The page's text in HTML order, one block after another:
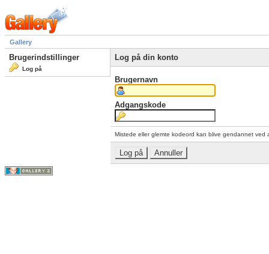
Gallery
Brugerindstillinger
Log på
Log på din konto
Brugernavn
Adgangskode
Mistede eller glemte kodeord kan blive gendannet ved